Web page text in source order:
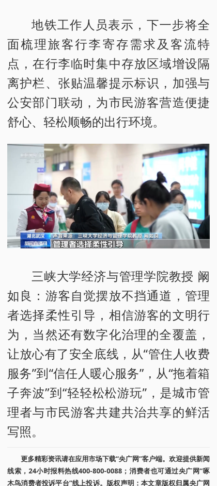
地铁工作人员表示，下一步将全
面梳理旅客行李寄存需求及客流特
点，在行李临时集中存放区域增设隔
离护栏、张贴温馨提示标识，加强与
公安部门联动，为市民游客营造便捷
舒心、轻松顺畅的出行环境。
三峡大学经济与管理学院教授 阚
如良：游客自觉摆放不挡通道，管理
者选择柔性引导，相信游客的文明行
为，当然还有数字化治理的全覆盖，
让放心有了安全底线，从“管住人收费
服务”到“信任人暖心服务”，从“拖着箱
子奔波”到“轻轻松松游玩”，是城市管
理者与市民游客共建共治共享的鲜活
写照。
更多精彩资讯请在应用市场下载“央广网”客户端。欢迎提供新闻
线索，24小时报料热线400-800-0088；消费者也可通过央广网“啄
木鸟消费者投诉平台”线上投诉。版权声明：本文章版权归属央广网